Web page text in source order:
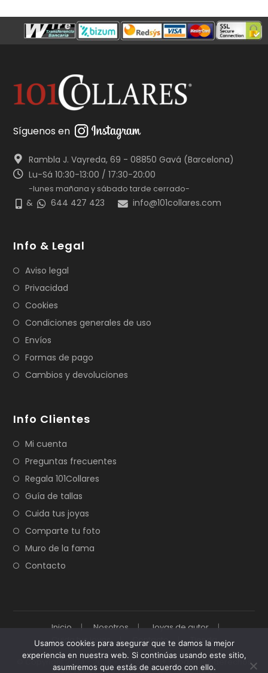
Síguenos en
Rambla J. Vayreda, 69 - 08850 Gavá (Barcelona)
Lu-Sá 10:30-13:00 / 17:30-20:00
-lunes mañana y sábado tarde cerrado-
& 644 427 423 info@101collares.com
Info & Legal
Aviso legal
Privacidad
Cookies
Condiciones generales de uso
Envíos
Formas de pago
Cambios y devoluciones
Info Clientes
Mi cuenta
Preguntas frecuentes
Regala 101Collares
Guía de tallas
Cuida tus joyas
Comparte tu foto
Muro de la fama
Contacto
Inicio Nosotros
Joyas de autor
Cuida tus joyas
Contacto
Tienda
© Copyright 2004 - 2026 - 101Collares® - Todos los derechos
reservados - Desarrollado por 101Collares
Usamos cookies para asegurar que te damos la mejor
experiencia en nuestra web. Si continúas usando este sitio,
asumiremos que estás de acuerdo con ello.